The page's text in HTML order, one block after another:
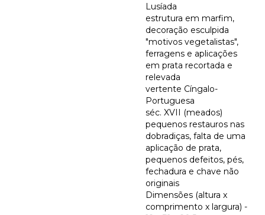
Lusíada
estrutura em marfim,
decoração esculpida
"motivos vegetalistas",
ferragens e aplicações
em prata recortada e
relevada
vertente Cíngalo-
Portuguesa
séc. XVII (meados)
pequenos restauros nas
dobradiças, falta de uma
aplicação de prata,
pequenos defeitos, pés,
fechadura e chave não
originais
Dimensões (altura x
comprimento x largura) -